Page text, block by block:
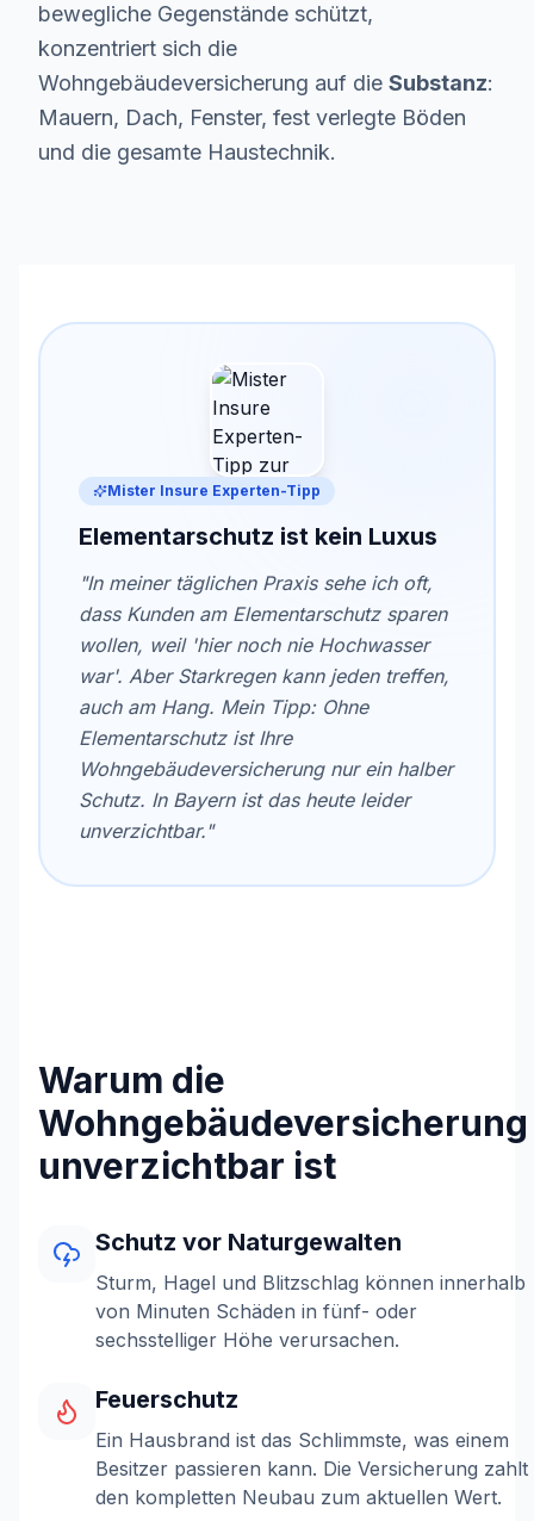
bewegliche Gegenstände schützt,
konzentriert sich die
Wohngebäudeversicherung auf die Substanz:
Mauern, Dach, Fenster, fest verlegte Böden
und die gesamte Haustechnik.
Mister Insure Experten-Tipp
Elementarschutz ist kein Luxus
"In meiner täglichen Praxis sehe ich oft,
dass Kunden am Elementarschutz sparen
wollen, weil 'hier noch nie Hochwasser
war'. Aber Starkregen kann jeden treffen,
auch am Hang. Mein Tipp: Ohne
Elementarschutz ist Ihre
Wohngebäudeversicherung nur ein halber
Schutz. In Bayern ist das heute leider
unverzichtbar."
Warum die
Wohngebäudeversicherung
unverzichtbar ist
Schutz vor Naturgewalten
Sturm, Hagel und Blitzschlag können innerhalb
von Minuten Schäden in fünf- oder
sechsstelliger Höhe verursachen.
Feuerschutz
Ein Hausbrand ist das Schlimmste, was einem
Besitzer passieren kann. Die Versicherung zahlt
den kompletten Neubau zum aktuellen Wert.